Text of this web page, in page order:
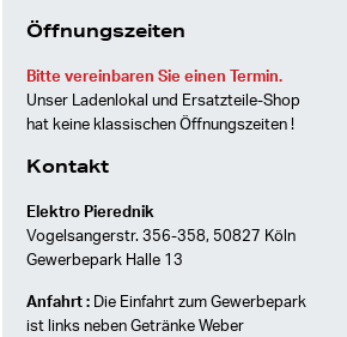
Öffnungszeiten
Bitte vereinbaren Sie einen Termin.
Unser Ladenlokal und Ersatzteile-Shop
hat keine klassischen Öffnungszeiten !
Kontakt
Elektro Pierednik
Vogelsangerstr. 356-358, 50827 Köln
Gewerbepark Halle 13
Anfahrt : Die Einfahrt zum Gewerbepark
ist links neben Getränke Weber